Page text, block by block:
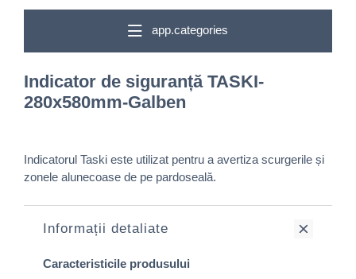
app.categories
Indicator de siguranță TASKI-
280x580mm-Galben
Indicatorul Taski este utilizat pentru a avertiza scurgerile și
zonele alunecoase de pe pardoseală.
Informații detaliate
Caracteristicile produsului